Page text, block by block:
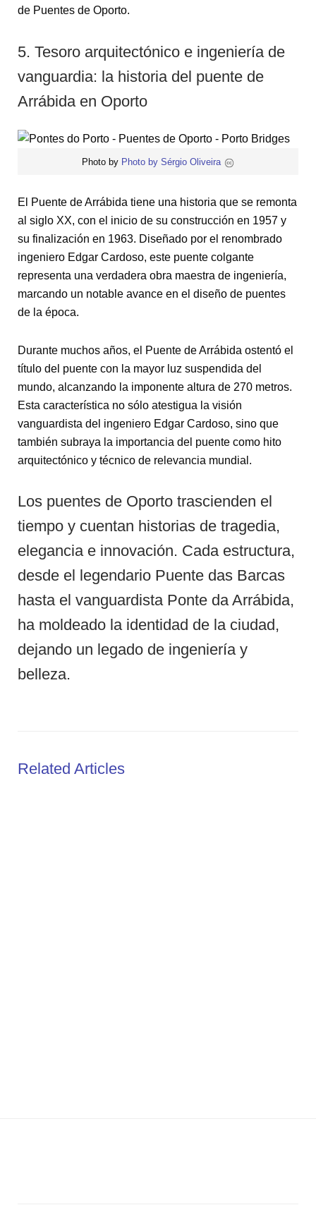
de Puentes de Oporto.
5. Tesoro arquitectónico e ingeniería de
vanguardia: la historia del puente de
Arrábida en Oporto
Photo by Photo by Sérgio Oliveira
El Puente de Arrábida tiene una historia que se remonta
al siglo XX, con el inicio de su construcción en 1957 y
su finalización en 1963. Diseñado por el renombrado
ingeniero Edgar Cardoso, este puente colgante
representa una verdadera obra maestra de ingeniería,
marcando un notable avance en el diseño de puentes
de la época.
Durante muchos años, el Puente de Arrábida ostentó el
título del puente con la mayor luz suspendida del
mundo, alcanzando la imponente altura de 270 metros.
Esta característica no sólo atestigua la visión
vanguardista del ingeniero Edgar Cardoso, sino que
también subraya la importancia del puente como hito
arquitectónico y técnico de relevancia mundial.
Los puentes de Oporto trascienden el
tiempo y cuentan historias de tragedia,
elegancia e innovación. Cada estructura,
desde el legendario Puente das Barcas
hasta el vanguardista Ponte da Arrábida,
ha moldeado la identidad de la ciudad,
dejando un legado de ingeniería y
belleza.
Related Articles